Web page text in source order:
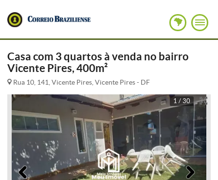
Casa com 3 quartos à venda no bairro
Vicente Pires, 400m²
Rua 10, 141, Vicente Pires, Vicente Pires - DF
1 / 30
Anterior